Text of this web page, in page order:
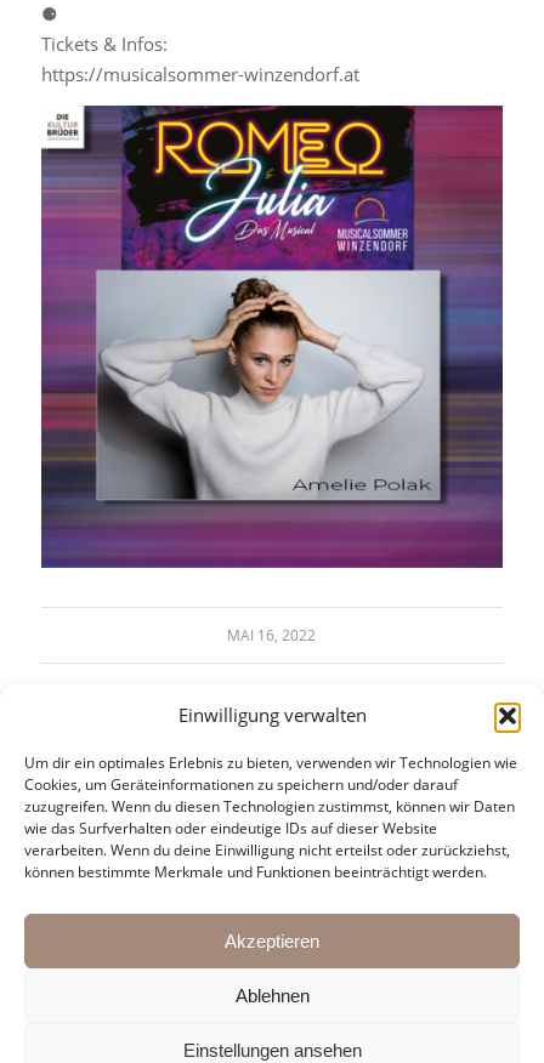
Einwilligung verwalten
Um dir ein optimales Erlebnis zu bieten, verwenden wir Technologien wie
Cookies, um Geräteinformationen zu speichern und/oder darauf
zuzugreifen. Wenn du diesen Technologien zustimmst, können wir Daten
wie das Surfverhalten oder eindeutige IDs auf dieser Website
verarbeiten. Wenn du deine Einwilligung nicht erteilst oder zurückziehst,
können bestimmte Merkmale und Funktionen beeinträchtigt werden.
Akzeptieren
Ablehnen
Einstellungen ansehen
⚈
Tickets & Infos:
https://musicalsommer-winzendorf.at
MAI 16, 2022
KONTAKT: